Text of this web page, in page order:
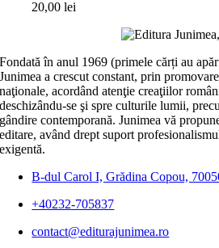
20,00lei
Fondată în anul 1969 (primele cărți au
Junimea a crescut constant, prin
naţionale, acordând atenţie creaţiilor
deschizându-se şi spre culturile lumii,
gândire contemporană. Junimea vă
editare, având drept suport
exigentă.
B-dul Carol I, Grădina Copou,
+40232-705837
contact@editurajunimea.ro